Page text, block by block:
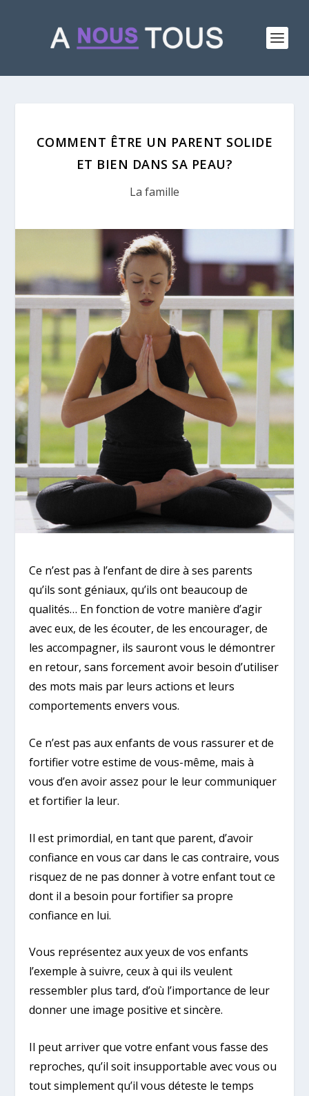
COMMENT ÊTRE UN PARENT SOLIDE
ET BIEN DANS SA PEAU?
La famille
Ce n’est pas à l’enfant de dire à ses parents
qu’ils sont géniaux, qu’ils ont beaucoup de
qualités… En fonction de votre manière d’agir
avec eux, de les écouter, de les encourager, de
les accompagner, ils sauront vous le démontrer
en retour, sans forcement avoir besoin d’utiliser
des mots mais par leurs actions et leurs
comportements envers vous.
Ce n’est pas aux enfants de vous rassurer et de
fortifier votre estime de vous-même, mais à
vous d’en avoir assez pour le leur communiquer
et fortifier la leur.
Il est primordial, en tant que parent, d’avoir
confiance en vous car dans le cas contraire, vous
risquez de ne pas donner à votre enfant tout ce
dont il a besoin pour fortifier sa propre
confiance en lui.
Vous représentez aux yeux de vos enfants
l’exemple à suivre, ceux à qui ils veulent
ressembler plus tard, d’où l’importance de leur
donner une image positive et sincère.
Il peut arriver que votre enfant vous fasse des
reproches, qu’il soit insupportable avec vous ou
tout simplement qu’il vous déteste le temps